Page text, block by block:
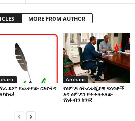
MORE FROM AUTHOR
ደም የጨቀየው ርእዮትና
Amharic
የፅምዶ ስትራቴጂያዊ ፍላጎቶች
እና ፅምዶን የተቀላቀለው
የአፋብን ክንፍ!